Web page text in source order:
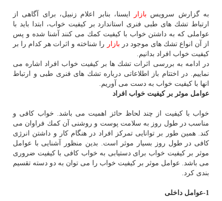
به گزارش سرویس بازار
ایسنا، بنابر اعلام زنبیل، برای آگاهی از
ارتباط تشك های طبی فنری استاندارد بر كیفیت خواب، ابتدا باید با
عواملی كه به داشتن خواب با كیفیت كمك می كنند آشنا شده و پس
از آن انواع تشك های موجود در بازار
را شناخته و اثرات هر كدام را بر
كیفیت خواب افراد بدانیم.
در ادامه به بررسی اثرات تشك ها بر كیفیت خواب افراد اشاره می
نماییم. در اختتام باز اطلاعاتی درباره تشك های فنری طبی و ارتباط
انها با كیفیت خواب به دست می آوریم.
عوامل موثر بر كیفیت خواب افراد
خواب با كیفیت از چند لحاظ حائز اهمیت می باشد. خواب كافی و
مناسب در طول روز به سلامت پوست و روشنی آن كمك فراوان می
كند. همین طور بر توانایی تمركز افراد در هنگام كار و داشتن انرژی
كافی در طول روز بسیار موثر است. بدین منظور آشنایی با عوامل
موثر بر كیفیت خواب برای دستیابی به خواب كافی با كیفیت ضروری
می باشد. عوامل موثر بر كیفیت خواب را می توان به دو دسته تقسیم
بندی كرد.
1
-عوامل داخلی